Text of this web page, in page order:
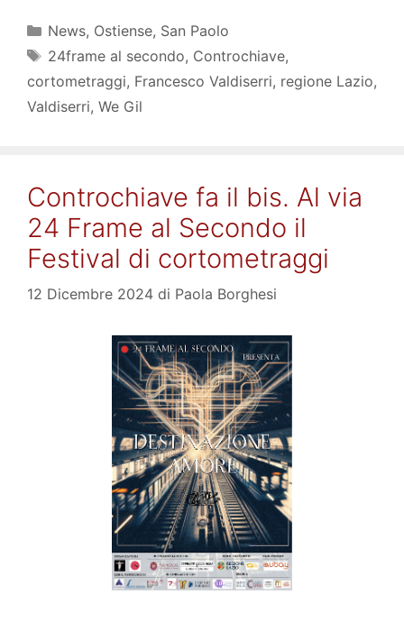
Categorie
News, Ostiense, San Paolo
Tag
24frame al secondo, Controchiave,
cortometraggi, Francesco Valdiserri, regione Lazio,
Valdiserri, We Gil
Controchiave fa il bis. Al via
24 Frame al Secondo il
Festival di cortometraggi
12 Dicembre 2024 di Paola Borghesi